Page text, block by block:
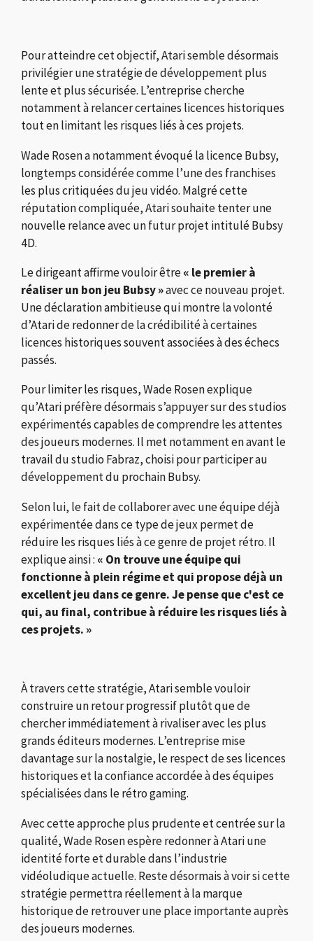
Pour atteindre cet objectif, Atari semble désormais
privilégier une stratégie de développement plus
lente et plus sécurisée. L’entreprise cherche
notamment à relancer certaines licences historiques
tout en limitant les risques liés à ces projets.
Wade Rosen a notamment évoqué la licenceBubsy,
longtemps considérée comme l’une des franchises
les plus critiquées du jeu vidéo. Malgré cette
réputation compliquée, Atari souhaite tenter une
nouvelle relance avec un futur projet intitulé Bubsy
4D.
Le dirigeant affirme vouloir être« le premier à
réaliser un bon jeu Bubsy »avec ce nouveau projet.
Une déclaration ambitieuse qui montre la volonté
d’Atari de redonner de la crédibilité à certaines
licences historiques souvent associées à des échecs
passés.
Pour limiter les risques, Wade Rosen explique
qu’Atari préfère désormais s’appuyer sur des studios
expérimentés capables de comprendre les attentes
des joueurs modernes. Il met notamment en avant le
travail du studioFabraz, choisi pour participer au
développement du prochain Bubsy.
Selon lui, le fait de collaborer avec une équipe déjà
expérimentée dans ce type de jeux permet de
réduire les risques liés à ce genre de projet rétro. Il
explique ainsi : « On trouve une équipe qui
fonctionne à plein régime et qui propose déjà un
excellent jeu dans ce genre. Je pense que c'est ce
qui, au final, contribue à réduire les risques liés à
ces projets. »
À travers cette stratégie, Atari semble vouloir
construire un retour progressif plutôt que de
chercher immédiatement à rivaliser avec les plus
grands éditeurs modernes. L’entreprise mise
davantage sur la nostalgie, le respect de ses licences
historiques et la confiance accordée à des équipes
spécialisées dans le rétro gaming.
Avec cette approche plus prudente et centrée sur la
qualité, Wade Rosen espère redonner à Atari une
identité forte et durable dans l’industrie
vidéoludique actuelle. Reste désormais à voir si cette
stratégie permettra réellement à la marque
historique de retrouver une place importante auprès
des joueurs modernes.